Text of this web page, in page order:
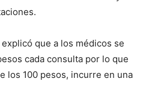
que a los médicos se
cada consulta por lo que
los 100 pesos, incurre en una